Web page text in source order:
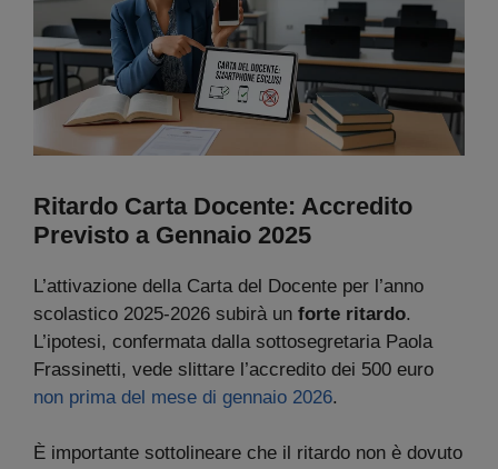
Ritardo Carta Docente: Accredito
Previsto a Gennaio 2025
L’attivazione della Carta del Docente per l’anno
scolastico 2025-2026 subirà un forte ritardo.
L’ipotesi, confermata dalla sottosegretaria Paola
Frassinetti, vede slittare l’accredito dei 500 euro
non prima del mese di gennaio 2026.
È importante sottolineare che il ritardo non è dovuto